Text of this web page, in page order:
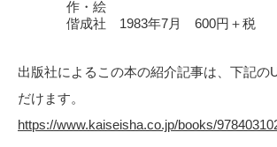
作・絵
偕成社 1983年7月 600円＋税
出版社によるこの本の紹介記事は、下記の
だけます。
https://www.kaiseisha.co.jp/books/